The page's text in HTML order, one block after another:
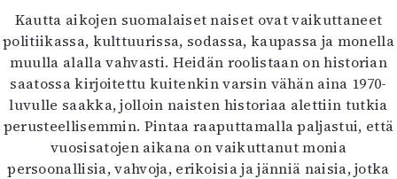
Musiikki
Levyt
Kuvataide
Kirjat
In English
Esitystaide
Arkisto
Kautta aikojen suomalaiset naiset ovat vaikuttaneet
politiikassa, kulttuurissa, sodassa, kaupassa ja monella
muulla alalla vahvasti. Heidän roolistaan on historian
saatossa kirjoitettu kuitenkin varsin vähän aina 1970-
luvulle saakka, jolloin naisten historiaa alettiin tutkia
perusteellisemmin. Pintaa raaputtamalla paljastui, että
vuosisatojen aikana on vaikuttanut monia
persoonallisia, vahvoja, erikoisia ja jänniä naisia, jotka